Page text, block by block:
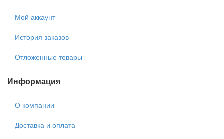
Мой аккаунт
История заказов
Отложенные товары
Информация
О компании
Доставка и оплата